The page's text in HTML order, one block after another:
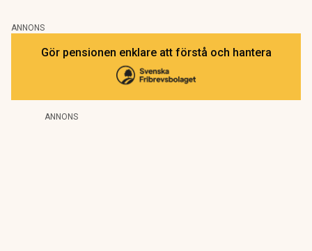
ANNONS
Gör pensionen enklare att förstå och hantera
ANNONS